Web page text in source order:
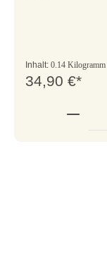
Inhalt: 0.14 Kilogramm
34,90 €*